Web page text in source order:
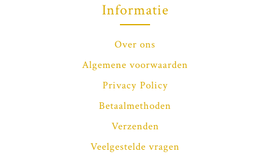
Informatie
Over ons
Algemene voorwaarden
Privacy Policy
Betaalmethoden
Verzenden
Veelgestelde vragen